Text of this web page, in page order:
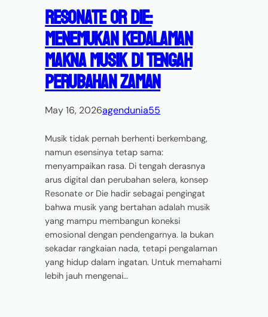
Resonate or Die:
Menemukan Kedalaman
Makna Musik di Tengah
Perubahan Zaman
May 16, 2026agendunia55
Musik tidak pernah berhenti berkembang,
namun esensinya tetap sama:
menyampaikan rasa. Di tengah derasnya
arus digital dan perubahan selera, konsep
Resonate or Die hadir sebagai pengingat
bahwa musik yang bertahan adalah musik
yang mampu membangun koneksi
emosional dengan pendengarnya. Ia bukan
sekadar rangkaian nada, tetapi pengalaman
yang hidup dalam ingatan. Untuk memahami
lebih jauh mengenai…